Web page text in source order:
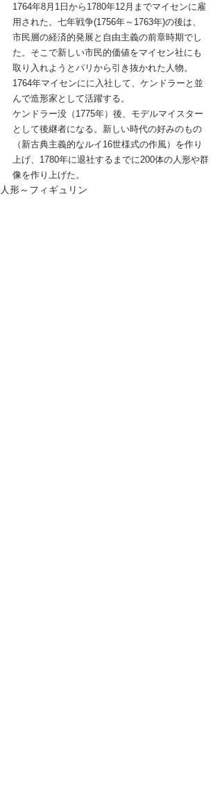
1764年8月1日から1780年12月までマイセンに雇
用された。七年戦争(1756年～1763年)の後は、
市民層の経済的発展と自由主義の前章時期でし
た。そこで新しい市民的価値をマイセン社にも
取り入れようとパリから引き抜かれた人物。
1764年マイセンにに入社して、ケンドラーと並
んで造形家として活躍する。
ケンドラー没（1775年）後、モデルマイスター
として後継者になる。新しい時代の好みのもの
（新古典主義的なルイ16世様式の作風）を作り
上げ、1780年に退社するまでに200体の人形や群
像を作り上げた。
人形～フィギュリン